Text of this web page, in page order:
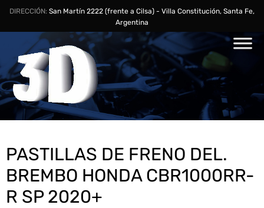
DIRECCIÓN: San Martín 2222 (frente a Cilsa) - Villa Constitución, Santa Fe,
Argentina
PASTILLAS DE FRENO DEL.
BREMBO HONDA CBR1000RR-
R SP 2020+